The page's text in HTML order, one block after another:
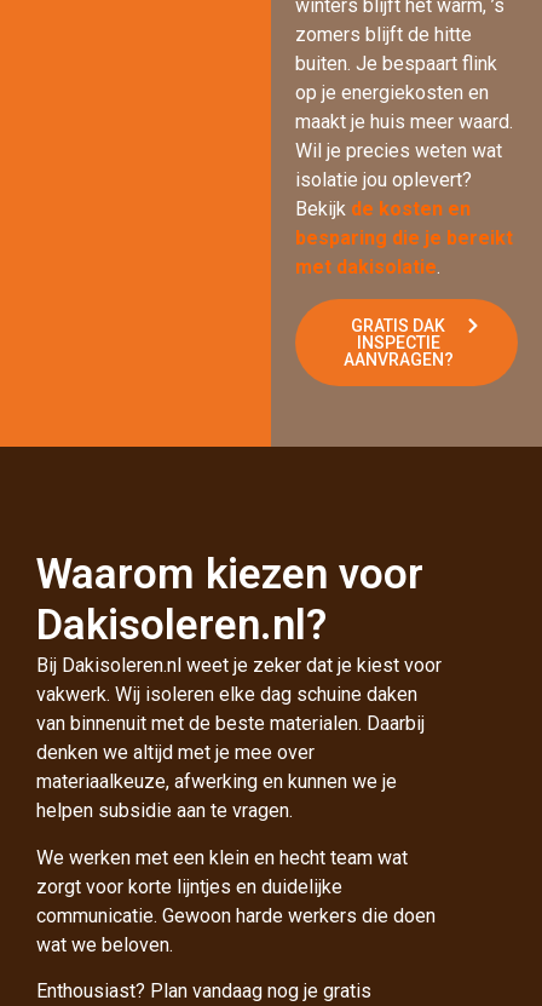
winters blijft het warm, ’s
zomers blijft de hitte
buiten. Je bespaart flink
op je energiekosten en
maakt je huis meer waard.
Wil je precies weten wat
isolatie jou oplevert?
Bekijk de kosten en
besparing die je bereikt
met dakisolatie.
GRATIS DAK
INSPECTIE
AANVRAGEN?
Waarom kiezen voor
Dakisoleren.nl?
Bij Dakisoleren.nl weet je zeker dat je kiest voor
vakwerk. Wij isoleren elke dag schuine daken
van binnenuit met de beste materialen. Daarbij
denken we altijd met je mee over
materiaalkeuze, afwerking en kunnen we je
helpen subsidie aan te vragen.
We werken met een klein en hecht team wat
zorgt voor korte lijntjes en duidelijke
communicatie. Gewoon harde werkers die doen
wat we beloven.
Enthousiast? Plan vandaag nog je gratis